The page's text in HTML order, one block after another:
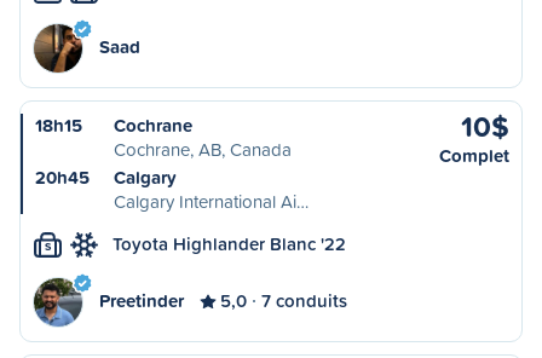
Saad
18h15
Cochrane
Cochrane, AB, Canada
20h45
Calgary
Calgary International Ai…
10$
Complet
S Toyota Highlander Blanc '22
Preetinder 5,0 7 conduits